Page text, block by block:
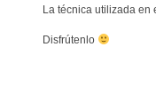
La técnica utilizada en
Disfrútenlo